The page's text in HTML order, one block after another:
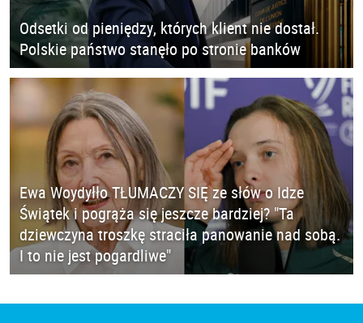
Odsetki od pieniędzy, których klient nie dostał.
Polskie państwo stanęło po stronie banków
Ewa Woydyłło TŁUMACZY SIĘ ze słów o Idze
Świątek i pogrąża się jeszcze bardziej? "Ta
dziewczyna troszkę straciła panowanie nad sobą.
I to nie jest pogardliwe"